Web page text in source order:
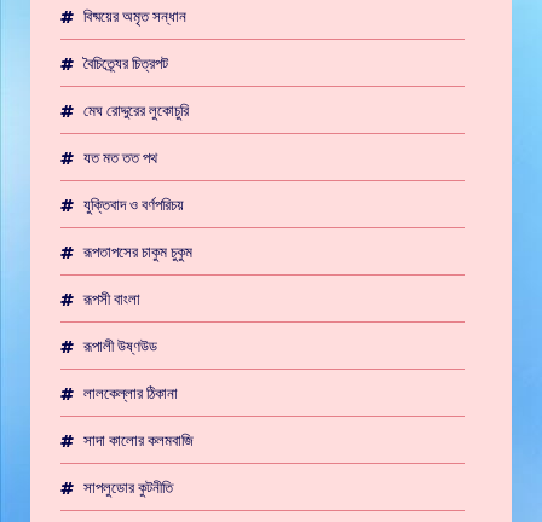
বিষ্ময়ের অমৃত সন্ধান
বৈচিত্র্যের চিত্রপট
মেঘ রোদ্দুরের লুকোচুরি
যত মত তত পথ
যুক্তিবাদ ও বর্ণপরিচয়
রূপতাপসের চাকুম চুকুম
রূপসী বাংলা
রূপালী উষ্ণউড
লালকেল্লার ঠিকানা
সাদা কালোর কলমবাজি
সাপলুডোর কুটনীতি